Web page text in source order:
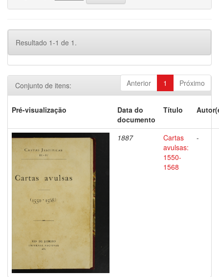
Resultado 1-1 de 1.
Anterior 1 Próximo
Conjunto de itens:
Pré-visualização
Data do
documento
Título
1887
Cartas
avulsas:
1550-
1568
-